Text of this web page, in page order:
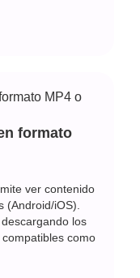
formato
ver contenido
(Android/iOS).
los
como